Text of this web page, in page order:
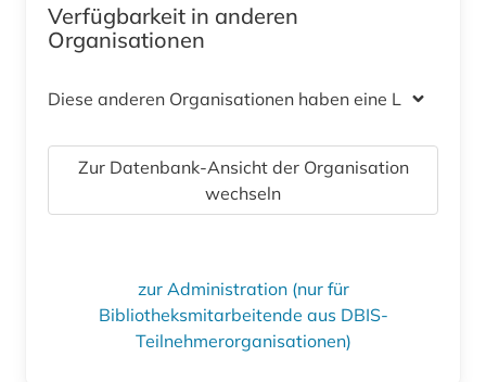
Verfügbarkeit in anderen
Organisationen
Diese anderen Organisationen haben eine Lizenz
Zur Datenbank-Ansicht der Organisation
wechseln
zur Administration (nur für
Bibliotheksmitarbeitende aus DBIS-
Teilnehmerorganisationen)